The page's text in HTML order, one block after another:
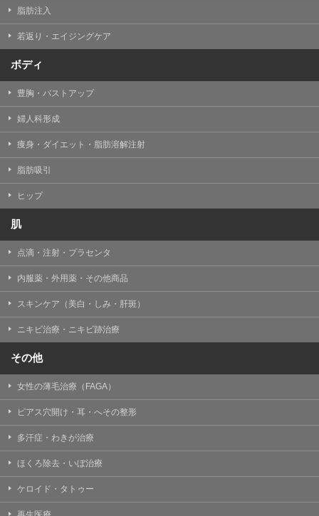
の閲覧情報を記憶させておく機能です。
TCBグループでは、Cookie及び類似技術を使用して収集
を分析し、パフォーマンス改善や、WEBサイトを通じて
提供するサービスの向上・改善のため、Cookieを使用す
ることがあります。ご使用のブラウザによりCookieを無
ジが正しく表示されなくなる場合がありますのでご留意
ください。
TCBグループが運営するWEBサイトでは、アクセスログ
として患者様の履歴情報をサーバ上に記録しています。
アクセスログはWEBサイトの保守管理や利用状況に関す
る統計分析のために使用されます。それ以外の目的で使
用されることはありません。
事業上の必要性等に応じて、改定される場合がありま
す。
掲載したときをもって効力を生じるものとします。
脂肪注入
若返り・エイジングケア
ボディ
豊胸・バストアップ
婦人科形成
痩身・ダイエット・脂肪溶解注射
脂肪吸引
ヒップ
肌
点滴・注射・プラセンタ
内服薬・外用薬・その他商品
スキンケア（美白・しみ・肝斑）
ニキビ治療・ニキビ跡治療
その他
女性の薄毛治療（FAGA）
ピアス穴開け・耳・へその整形
多汗症・わきが治療
ほくろ除去・いぼ治療
ケロイド・タトゥー